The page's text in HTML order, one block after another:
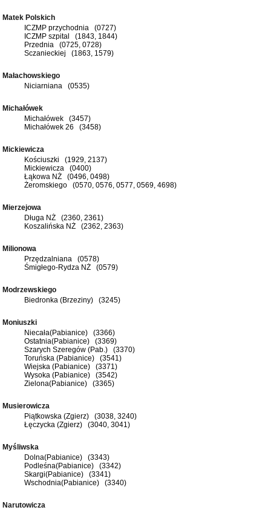
Matek Polskich
ICZMP przychodnia (0727)
ICZMP szpital (1843, 1844)
Przednia (0725, 0728)
Sczanieckiej (1863, 1579)
Małachowskiego
Niciarniana (0535)
Michałówek
Michałówek (3457)
Michałówek 26 (3458)
Mickiewicza
Kościuszki (1929, 2137)
Mickiewicza (0400)
Łąkowa NŻ (0496, 0498)
Żeromskiego (0570, 0576, 0577, 0569, 4698)
Mierzejowa
Długa NŻ (2360, 2361)
Koszalińska NŻ (2362, 2363)
Milionowa
Przędzalniana (0578)
Śmigłego-Rydza NŻ (0579)
Modrzewskiego
Biedronka (Brzeziny) (3245)
Moniuszki
Niecała(Pabianice) (3366)
Ostatnia(Pabianice) (3369)
Szarych Szeregów (Pab.) (3370)
Toruńska (Pabianice) (3541)
Wiejska (Pabianice) (3371)
Wysoka (Pabianice) (3542)
Zielona(Pabianice) (3365)
Musierowicza
Piątkowska (Zgierz) (3038, 3240)
Łęczycka (Zgierz) (3040, 3041)
Myśliwska
Dolna(Pabianice) (3343)
Podleśna(Pabianice) (3342)
Skargi(Pabianice) (3341)
Wschodnia(Pabianice) (3340)
Narutowicza